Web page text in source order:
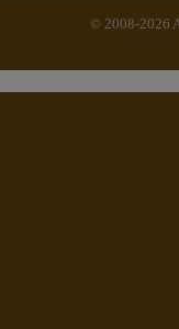
© 2008-2026